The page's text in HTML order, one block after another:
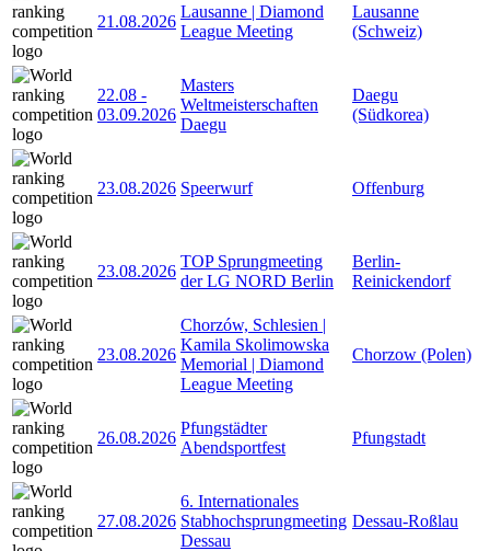
21.08.2026
Lausanne | Diamond
League Meeting
Lausanne
(Schweiz)
22.08 -
03.09.2026
Masters
Weltmeisterschaften
Daegu
Daegu
(Südkorea)
23.08.2026 Speerwurf Offenburg
23.08.2026
TOP Sprungmeeting
der LG NORD Berlin
Berlin-
Reinickendorf
23.08.2026
Chorzów, Schlesien |
Kamila Skolimowska
Memorial | Diamond
League Meeting
Chorzow (Polen)
26.08.2026
Pfungstädter
Abendsportfest
Pfungstadt
27.08.2026
6. Internationales
Stabhochsprungmeeting
Dessau
Dessau-Roßlau